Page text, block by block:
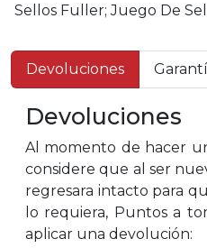
Sellos Fuller; Juego De
Devoluciones
Devoluciones
Al momento de hacer
considere que al ser
regresara intacto para
lo requiera, Puntos a
aplicar una devolución: